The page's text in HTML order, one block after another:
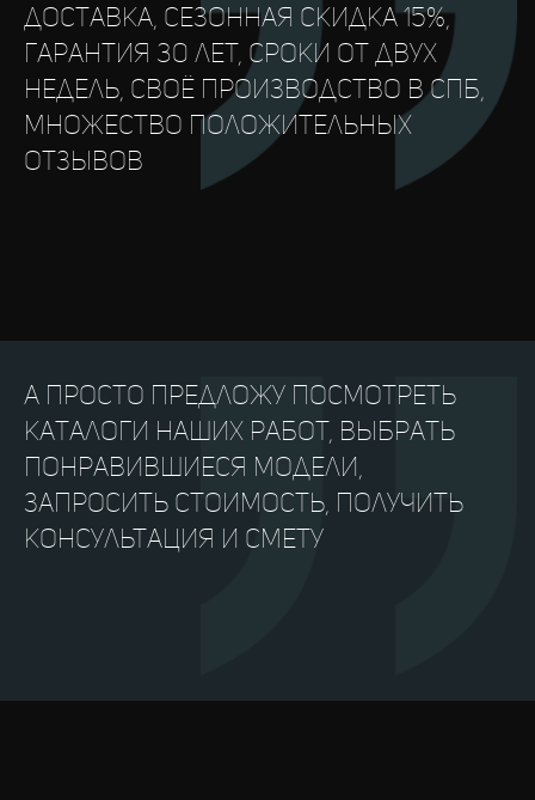
доставка, сезонная скидка 15%,
гарантия 30 лет, сроки от двух
недель, своё производство в СПб,
множество положительных
отзывов
а просто предложу посмотреть
каталоги наших работ, выбрать
понравившиеся модели,
запросить стоимость, получить
консультация и смету